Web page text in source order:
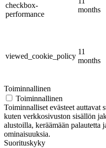
checkbox-
performance
months
viewed_cookie_policy
11
months
Toiminnallinen
Toiminnallinen
Toiminnalliset evästeet auttavat
kuten verkkosivuston sisällön
alustoilla, keräämään palautetta
ominaisuuksia.
Suorituskyky